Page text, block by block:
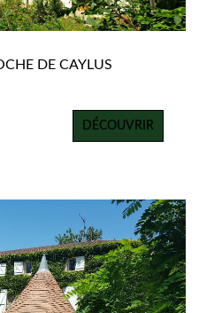
DE CAYLUS
DÉCOUVRIR